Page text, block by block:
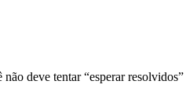
deve tentar “esperar